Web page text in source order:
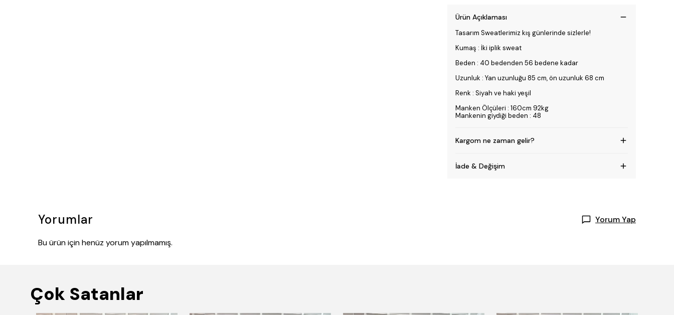
Ürün Açıklaması
Tasarım Sweatlerimiz kış günlerinde sizlerle!
Kumaş : İki iplik sweat
Beden : 40 bedenden 56 bedene kadar
Uzunluk : Yan uzunluğu 85 cm, ön uzunluk 68 cm
Renk : Siyah ve haki yeşil
Manken Ölçüleri : 160cm 92kg
Mankenin giydiği beden : 48
Kargom ne zaman gelir?
İade & Değişim
Yorumlar Yorum Yap
Bu ürün için henüz yorum yapılmamış.
Çok Satanlar